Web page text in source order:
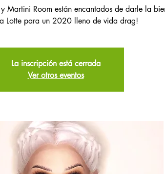
y Martini Room están encantados de darle la
Lotte para un 2020 lleno de vida drag!
La inscripción está cerrada
Ver otros eventos